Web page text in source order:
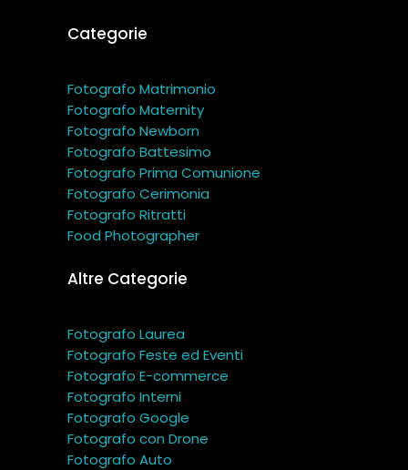
Categorie
Fotografo Matrimonio
Fotografo Maternity
Fotografo Newborn
Fotografo Battesimo
Fotografo Prima Comunione
Fotografo Cerimonia
Fotografo Ritratti
Food Photographer
Altre Categorie
Fotografo Laurea
Fotografo Feste ed Eventi
Fotografo E-commerce
Fotografo Interni
Fotografo Google
Fotografo con Drone
Fotografo Auto